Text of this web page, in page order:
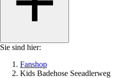
Sie sind hier:
Fanshop
Kids Badehose Seeadlerweg